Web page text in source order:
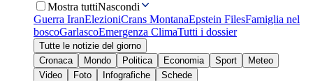
Mostra tuttiNascondi
Guerra IranElezioniCrans MontanaEpstein FilesFamiglia nel
boscoGarlascoEmergenza ClimaTutti i dossier
Tutte le notizie del giorno
Cronaca
Mondo Politica Economia Sport
Meteo
Video
Foto Infografiche
Schede